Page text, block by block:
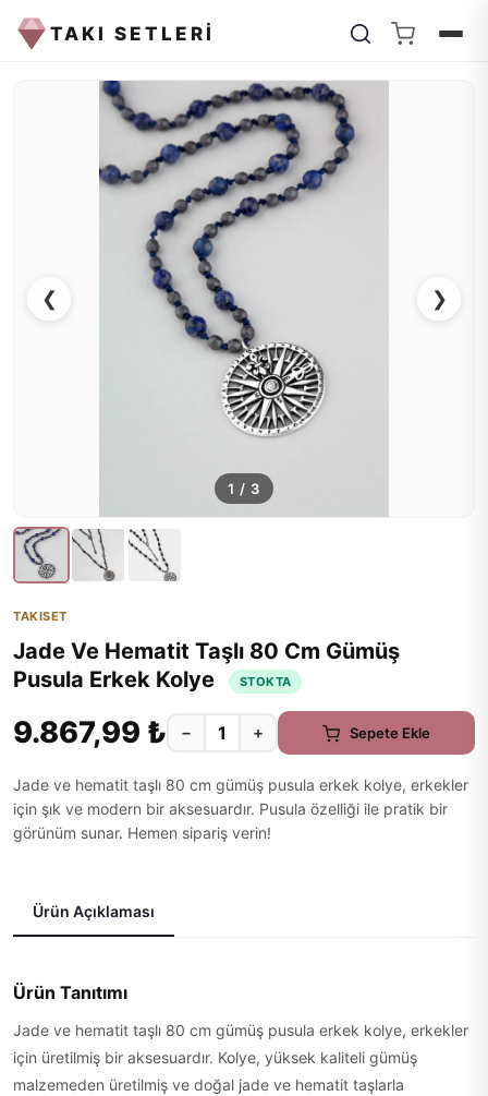
TAKI SETLERİ
❮ ❯
1 / 3
TAKISET
Jade Ve Hematit Taşlı 80 Cm Gümüş
Pusula Erkek Kolye
STOKTA
9.867,99 ₺ − + Sepete Ekle
Jade ve hematit taşlı 80 cm gümüş pusula erkek kolye, erkekler
için şık ve modern bir aksesuardır. Pusula özelliği ile pratik bir
görünüm sunar. Hemen sipariş verin!
Ürün Açıklaması
Ürün Tanıtımı
Jade ve hematit taşlı 80 cm gümüş pusula erkek kolye, erkekler
için üretilmiş bir aksesuardır. Kolye, yüksek kaliteli gümüş
malzemeden üretilmiş ve doğal jade ve hematit taşlarla